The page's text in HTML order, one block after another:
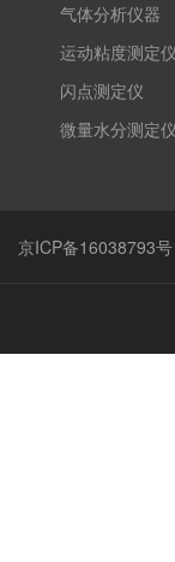
气体分析仪器
运动粘度测定
闪点测定仪
微量水分测定
京ICP备16038793号